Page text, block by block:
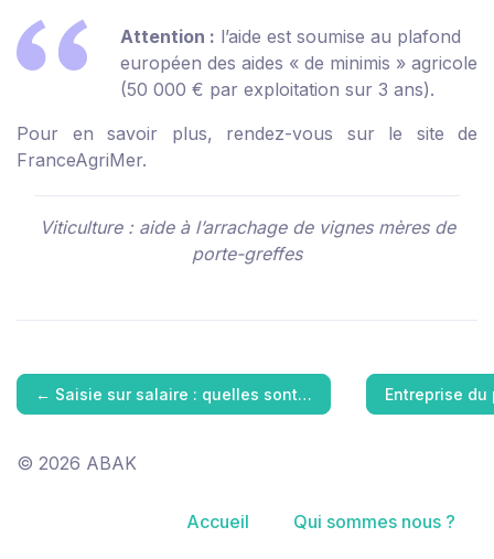
Attention : l’aide est soumise au plafond
européen des aides « de minimis » agricole
(50 000 € par exploitation sur 3 ans).
Pour en savoir plus, rendez-vous sur le site de
FranceAgriMer.
Viticulture : aide à l’arrachage de vignes mères de
porte-greffes
← Saisie sur salaire : quelles sont… Entreprise
© 2026 ABAK
Accueil Qui sommes nous ?